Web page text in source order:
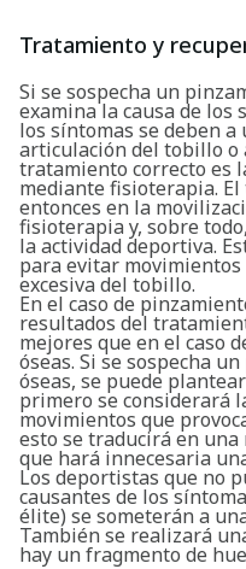
Tratamiento y
Si se sospecha un
examina la causa de los
los síntomas se deben
articulación del tobillo o
tratamiento correcto es
mediante fisioterapia.
entonces en la
fisioterapia y, sobre
la actividad deportiva.
para evitar
excesiva del tobillo.
En el caso de
resultados del
mejores que en el caso
óseas. Si se sospecha
óseas, se puede
primero se considerará
movimientos que
esto se traducirá en una
que hará innecesaria
Los deportistas que no
causantes de los
élite) se someterán a
También se realizará
hay un fragmento de